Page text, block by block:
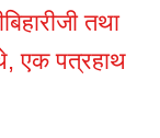
तथा
एक पत्रहाथ